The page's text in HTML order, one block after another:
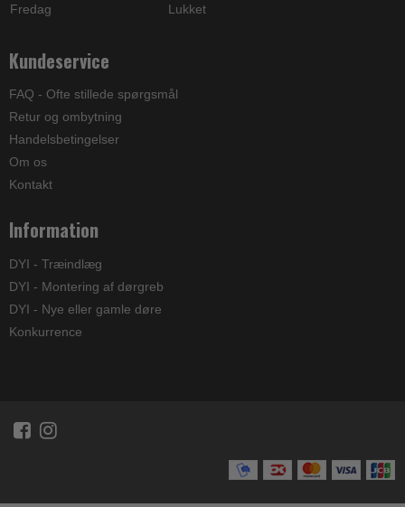
Fredag
Lukket
Kundeservice
FAQ - Ofte stillede spørgsmål
Retur og ombytning
Handelsbetingelser
Om os
Kontakt
Information
DYI - Træindlæg
DYI - Montering af dørgreb
DYI - Nye eller gamle døre
Konkurrence